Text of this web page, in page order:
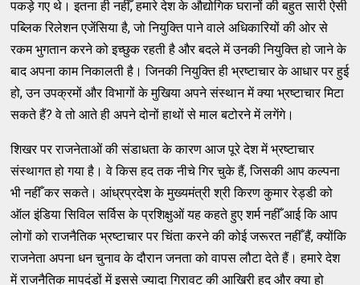
पकड़े गए थे। इतना ही नहीँ, हमारे देश के औद्योगिक घरानों की बहुत सारी ऐसी
पब्लिक रिलेशन एजेंसिया है, जो नियुक्ति पाने वाले अधिकारियों की ओर से
रकम भुगतान करने को इच्छुक रहती है और बदले में उनकी नियुक्ति हो जाने के
बाद अपना काम निकालती है। जिनकी नियुक्ति ही भ्रष्टाचार के आधार पर हुई
हो, उन उपक्रमों और विभागों के मुखिया अपने संस्थान में क्या भ्रष्टाचार मिटा
सकते हैं? वे तो आते ही अपने दोनों हाथों से माल बटोरने में लगेंगे।
शिखर पर राजनेताओं की संडाधता के कारण आज पूरे देश में भ्रष्टाचार
संस्थागत हो गया है। वे किस हद तक नीचे गिर चुके हैं, जिसकी आप कल्पना
भी नहीँ कर सकते। आंध्रप्रदेश के मुख्यमंत्री श्री किरण कुमार रेड्डी को
ऑल इंडिया सिविल सर्विस के प्रशिक्षुओं यह कहते हुए शर्म नहीँ आई कि आप
लोगों को राजनैतिक भ्रष्टाचार पर चिंता करने की कोई जरूरत नहीँ हैं, क्योंकि
राजनेता अपना धन चुनाव के दौरान जनता को वापस लौटा देते हैं। हमारे देश
में राजनैतिक मापदंडों में इससे ज्यादा गिरावट की आखिरी हद और क्या हो